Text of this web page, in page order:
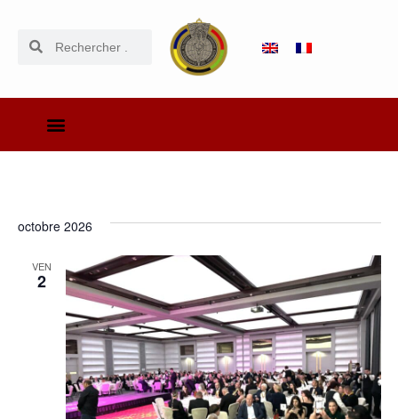
octobre 2026
VEN
2